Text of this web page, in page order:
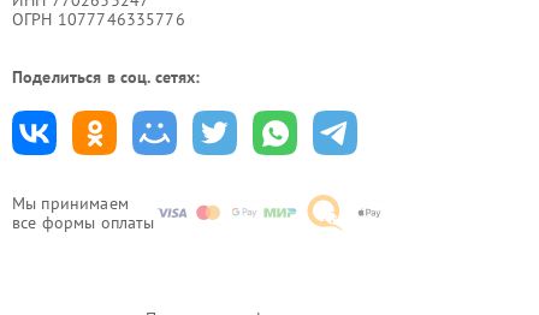
Мы принимаем
все формы оплаты
ОГРН 1077746335776
Поделиться в соц. сетях: